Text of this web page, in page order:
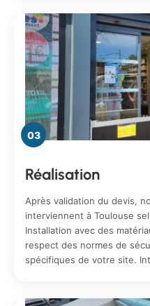
03
Réalisation
Après validation du devis,
interviennent à Toulouse
Installation avec des
respect des normes de
spécifiques de votre site.